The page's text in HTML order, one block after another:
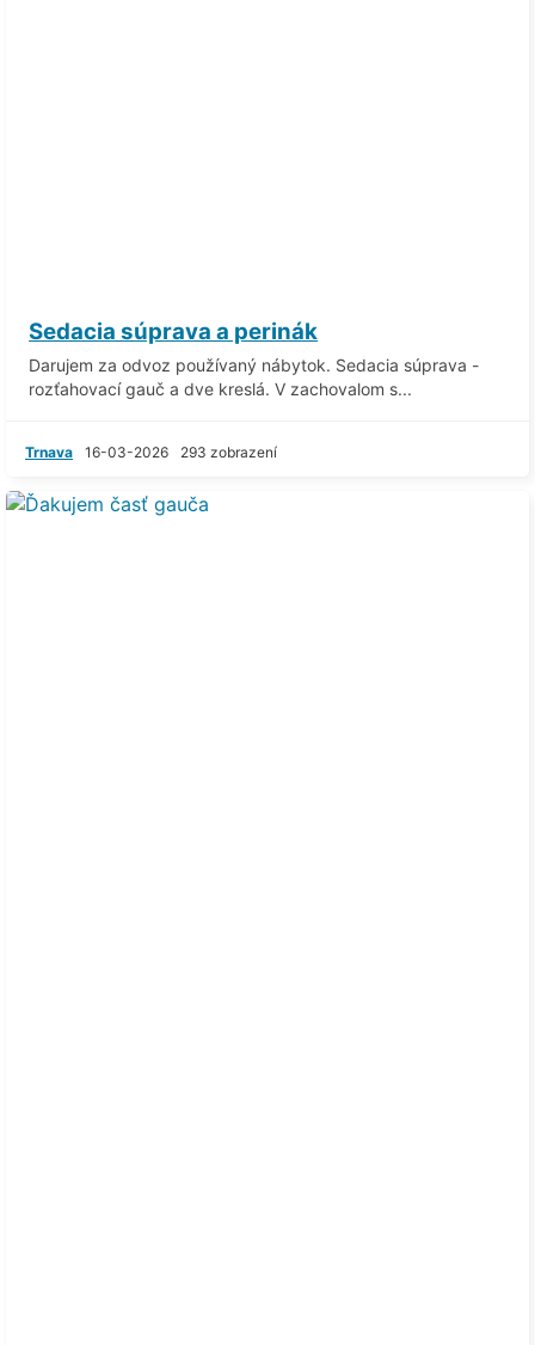
Sedacia súprava a perinák
Darujem za odvoz používaný nábytok. Sedacia súprava -
rozťahovací gauč a dve kreslá. V zachovalom s...
Trnava 16-03-2026 293 zobrazení